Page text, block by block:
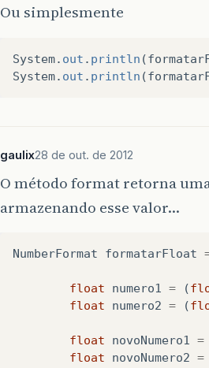
Ou simplesmente
System. out . println (
System. out . println (
gaulix28 de out. de 2012
O método format retorna
armazenando esse valor...
NumberFormat formatarFloat
float numero1 = (
float
numero2 = (
float novoNumero1 =
float
novoNumero2 =